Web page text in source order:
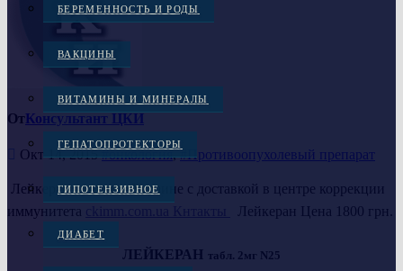
БЕРЕМЕННОСТЬ И РОДЫ
ВАКЦИНЫ
ВИТАМИНЫ И МИНЕРАЛЫ
ГЕПАТОПРОТЕКТОРЫ
ГИПОТЕНЗИВНОЕ
ДИАБЕТ
ОтКонсультант ЦКИ
Окт 14, 2015#онкология,#Противоопухолевый препарат
Лейкеран купитьв Украине с доставкой в центре коррекции
иммунитета
Лейкеран Цена 1800 грн.
ЛЕЙКЕРАН табл. 2мг N25